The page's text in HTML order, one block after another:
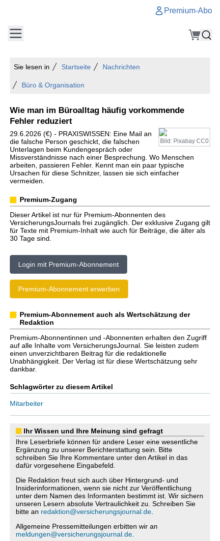
Premium-Abo
Sie lesen in Startseite Nachrichten
Büro & Organisation
Wie man im Büroalltag häufig vorkommende
Fehler reduziert
Bild: Pixabay CC0
29.6.2026 (€) - PRAXISWISSEN: Eine Mail an
die falsche Person geschickt, die falschen
Unterlagen beim Kundengespräch oder
Missverständnisse nach einer Besprechung. Wo Menschen
arbeiten, passieren Fehler. Kennt man ein paar typische
Ursachen für diese Schnitzer, lassen sie sich einfacher
vermeiden.
Premium-Zugang
Dieser Artikel ist nur für Premium-Abonnenten des
VersicherungsJournals frei zugänglich. Der exklusive Zugang gilt
für Texte mit Premium-Inhalt wie auch für Beiträge, die älter als
30 Tage sind.
Login mit Premium-Abonnement
Premium-Abonnement erwerben
Premium-Abonnement auch als Wertschätzung der
Redaktion
Premium-Abonnentinnen und -Abonnenten erhalten den Zugriff
auf alle Inhalte vom VersicherungsJournal. Sie leisten zudem
einen unverzichtbaren Beitrag für die redaktionelle
Unabhängigkeit. Der Verlag ist für diese Wertschätzung sehr
dankbar.
Schlagwörter zu diesem Artikel
Mitarbeiter
Ihr Wissen und Ihre Meinung sind gefragt
Ihre Leserbriefe können für andere Leser eine wesentliche
Ergänzung zu unserer Berichterstattung sein. Bitte
schreiben Sie Ihre Kommentare unter den Artikel in das
dafür vorgesehene Eingabefeld.
Die Redaktion freut sich auch über Hintergrund- und
Insiderinformationen, wenn sie nicht zur Veröffentlichung
unter dem Namen des Informanten bestimmt ist. Wir sichern
unseren Lesern absolute Vertraulichkeit zu. Schreiben Sie
bitte an redaktion@versicherungsjournal.de
Allgemeine Pressemitteilungen erbitten wir an
meldungen@versicherungsjournal.de